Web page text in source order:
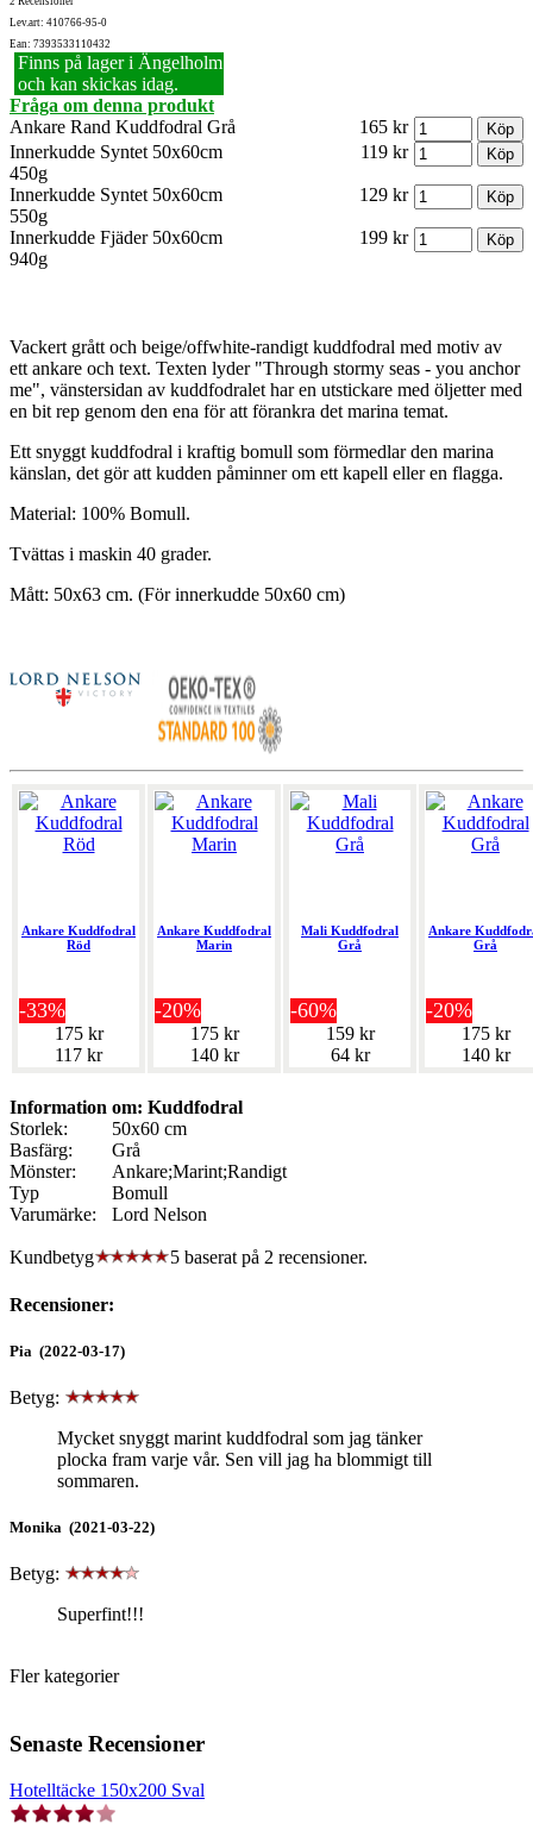
Lev.art: 410766-95-0
Ean: 7393533110432
Finns på lager i Ängelholm
och kan skickas idag.
Fråga om denna produkt
Ankare Rand Kuddfodral Grå
165 kr
Innerkudde Syntet 50x60cm
450g
119 kr
Innerkudde Syntet 50x60cm
550g
129 kr
Innerkudde Fjäder 50x60cm
940g
199 kr
Vackert grått och beige/offwhite-randigt kuddfodral med motiv av
ett ankare och text. Texten lyder "Through stormy seas - you anchor
me", vänstersidan av kuddfodralet har en utstickare med öljetter med
en bit rep genom den ena för att förankra det marina temat.
Ett snyggt kuddfodral i kraftig bomull som förmedlar den marina
känslan, det gör att kudden påminner om ett kapell eller en flagga.
Material: 100% Bomull.
Tvättas i maskin 40 grader.
Mått: 50x63 cm. (För innerkudde 50x60 cm)
Ankare Kuddfodral
Röd
-33%
175 kr
117 kr
Ankare Kuddfodral
Marin
-20%
175 kr
140 kr
Mali Kuddfodral
Grå
-60%
159 kr
64 kr
Ankare
Grå
-20%
175 kr
140 kr
Information om: Kuddfodral
Storlek:
50x60 cm
Basfärg:
Grå
Mönster:
Ankare;Marint;Randigt
Typ
Bomull
Varumärke:
Lord Nelson
Kundbetyg 5 baserat på 2 recensioner.
Recensioner:
Pia (2022-03-17)
Betyg:
Mycket snyggt marint kuddfodral som jag tänker
plocka fram varje vår. Sen vill jag ha blommigt till
sommaren.
Monika (2021-03-22)
Betyg:
Superfint!!!
Fler kategorier
Senaste Recensioner
Hotelltäcke 150x200 Sval